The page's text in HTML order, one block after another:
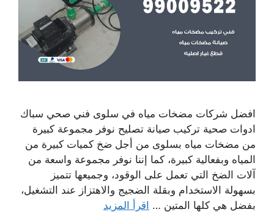
افضل شركات مضخات مياه في سلوى فني صحي سباك
ادوات صحية تركيب صيانة تصليح نوفر مجموعة كبيرة
من مضخات مياه بسلوى من أجل ضخ كميات كبيرة من
المياه وبفعالية كبيرة، كما إننا نوفر مجموعة واسعة من
آلات الضخ التي تعمل على الوقود، وجميعها تتميز
بسهولة الاستخدام وبقلة الضجيج والاهتزاز عند التشغيل،
بفضل هي كلها المتين … اقرأ المزيد